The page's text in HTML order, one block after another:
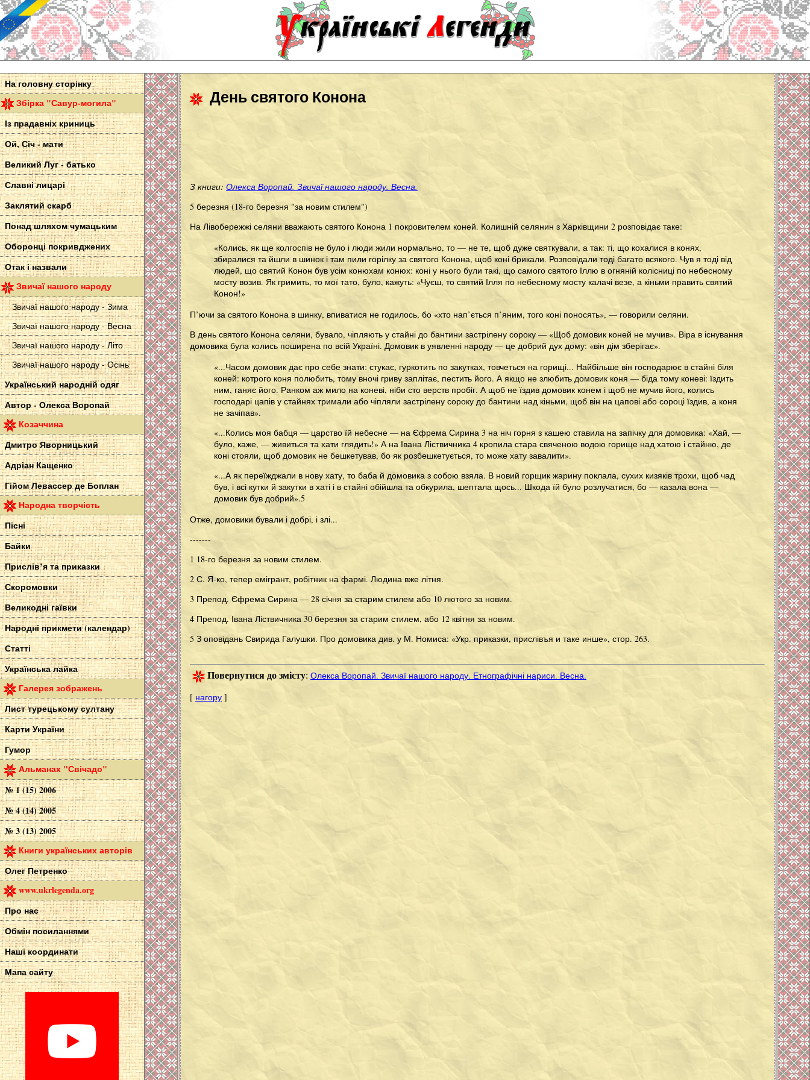
На головну сторінку
Збірка "Савур-могила"
Із прадавніх криниць
Ой, Січ - мати
Великий Луг - батько
Славні лицарі
Заклятий скарб
Понад шляхом чумацьким
Оборонці покривджених
Отак і назвали
Звичаї нашого народу
Звичаї нашого народу - Зима
Звичаї нашого народу - Весна
Звичаї нашого народу - Літо
Звичаї нашого народу - Осінь
Український народній одяг
Автор - Олекса Воропай
Козаччина
Дмитро Яворницький
Адріан Кащенко
Гійом Левассер де Боплан
Народна творчість
Пісні
Байки
Прислів’я та приказки
Скоромовки
Великодні гаївки
Народні прикмети (календар)
Статті
Українська лайка
Галерея зображень
Лист турецькому султану
Карти України
Гумор
Альманах "Свічадо"
№ 1 (15) 2006
№ 4 (14) 2005
№ 3 (13) 2005
Книги українських авторів
Олег Петренко
www.ukrlegenda.org
Про нас
Обмін посиланнями
Наші координати
Мапа сайту
День святого Конона
З книги: Олекса Воропай. Звичаї нашого народу. Весна.
5 березня (18-го березня "за новим стилем")
На Лівобережжі селяни вважають святого Конона 1 покровителем коней. Колишній селянин з Харківщини 2 розповідає таке:
«Колись, як ще колгоспів не було і люди жили нормально, то — не те, щоб дуже святкували, а так: ті, що кохалися в конях,
збиралися та йшли в шинок і там пили горілку за святого Конона, щоб коні брикали. Розповідали тоді багато всякого. Чув я тоді від
людей, що святий Конон був усім конюхам конюх: коні у нього були такі, що самого святого Іллю в огняній колісниці по небесному
мосту возив. Як гримить, то мої тато, було, кажуть: «Чуєш, то святий Ілля по небесному мосту калачі везе, а кіньми править святий
Конон!»
П’ючи за святого Конона в шинку, впиватися не годилось, бо «хто нап’ється п’яним, того коні поносять», — говорили селяни.
В день святого Конона селяни, бувало, чіпляють у стайні до бантини застрілену сороку — «Щоб домовик коней не мучив». Віра в існування
домовика була колись поширена по всій Україні. Домовик в уявленні народу — це добрий дух дому: «він дім зберігає».
«...Часом домовик дає про себе знати: стукає, гуркотить по закутках, товчеться на горищі... Найбільше він господарює в стайні біля
коней: котрого коня полюбить, тому вночі гриву заплітає, пестить його. А якщо не злюбить домовик коня — біда тому коневі: їздить
ним, ганяє його. Ранком аж мило на коневі, ніби сто верств пробіг. А щоб не їздив домовик конем і щоб не мучив його, колись
господарі цапів у стайнях тримали або чіпляли застрілену сороку до бантини над кіньми, щоб він на цапові або сороці їздив, а коня
не зачіпав».
«...Колись моя бабця — царство їй небесне — на Єфрема Сирина 3 на ніч горня з кашею ставила на запічку для домовика: «Хай, —
було, каже, — живиться та хати глядить!» А на Івана Ліствичника 4 кропила стара свяченою водою горище над хатою і стайню, де
коні стояли, щоб домовик не бешкетував, бо як розбешкетується, то може хату завалити».
«...А як переїжджали в нову хату, то баба й домовика з собою взяла. В новий горщик жарину поклала, сухих кизяків трохи, щоб чад
був, і всі кутки й закутки в хаті і в стайні обійшла та обкурила, шептала щось... Шкода їй було розлучатися, бо — казала вона —
домовик був добрий».5
Отже, домовики бували і добрі, і злі...
-------
1 18-го березня за новим стилем.
2 С. Я-ко, тепер емігрант, робітник на фармі. Людина вже літня.
3 Препод. Єфрема Сирина — 28 січня за старим стилем або 10 лютого за новим.
4 Препод. Івана Ліствичника 30 березня за старим стилем, або 12 квітня за новим.
5 З оповідань Свирида Галушки. Про домовика див. у М. Номиса: «Укр. приказки, прислівъя и таке инше», стор. 263.
Повернутися до змісту: Олекса Воропай. Звичаї нашого народу. Етнографічні нариси. Весна.
[ нагору ]